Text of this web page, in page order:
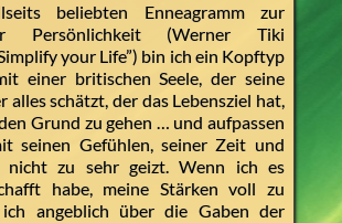
beliebten Enneagramm zur
Persönlichkeit (Werner Tiki
your Life”) bin ich ein Kopftyp
einer britischen Seele, der seine
alles schätzt, der das Lebensziel hat,
Grund zu gehen … und aufpassen
seinen Gefühlen, seiner Zeit und
nicht zu sehr geizt. Wenn ich es
habe, meine Stärken voll zu
angeblich über die Gaben der